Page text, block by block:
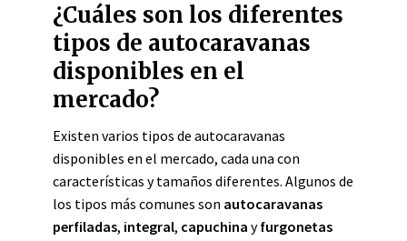
¿Cuáles son los diferentes
tipos de autocaravanas
disponibles en el
mercado?
Existen varios tipos de autocaravanas
disponibles en el mercado, cada una con
características y tamaños diferentes. Algunos de
los tipos más comunes son autocaravanas
perfiladas, integral, capuchina yfurgonetas